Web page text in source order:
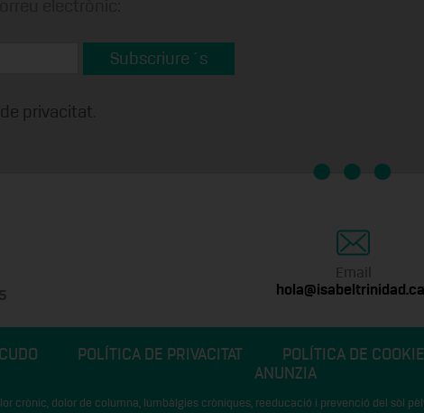
Subscriure´s
privacitat
POLÍTICA DE PRIVACITAT POLÍTICA DE
ANUNZIA
crònic, dolor de columna, lumbàlgies cròniques, reeducació i prevenció del sòl